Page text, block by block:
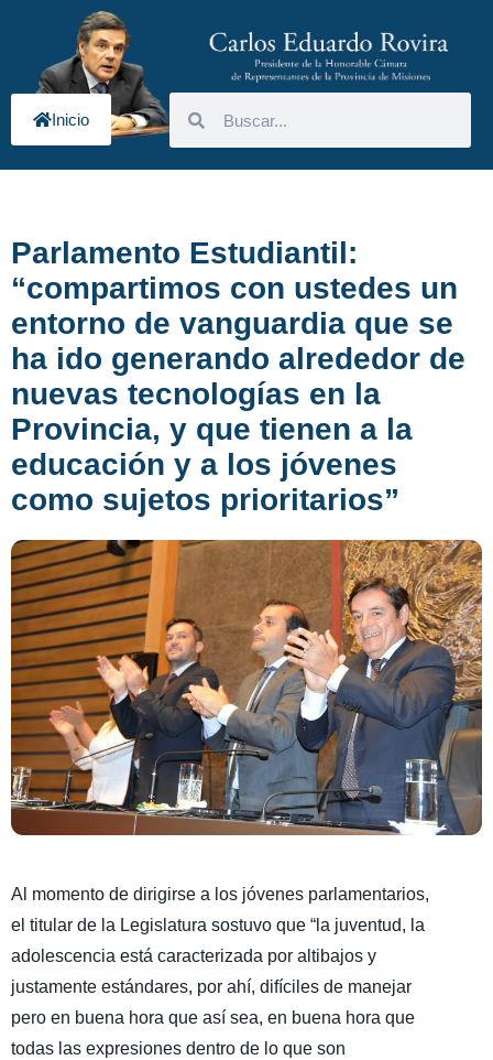
Inicio
Parlamento Estudiantil:
“compartimos con ustedes un
entorno de vanguardia que se
ha ido generando alrededor de
nuevas tecnologías en la
Provincia, y que tienen a la
educación y a los jóvenes
como sujetos prioritarios”
Al momento de dirigirse a los jóvenes parlamentarios,
el titular de la Legislatura sostuvo que “la juventud, la
adolescencia está caracterizada por altibajos y
justamente estándares, por ahí, difíciles de manejar
pero en buena hora que así sea, en buena hora que
todas las expresiones dentro de lo que son